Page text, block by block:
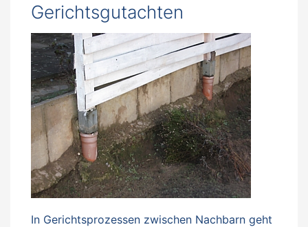
Gerichtsgutachten
In Gerichtsprozessen zwischen Nachbarn geht